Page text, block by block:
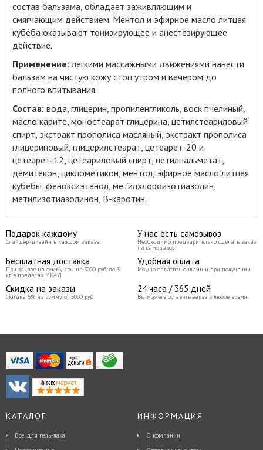
состав бальзама, обладает заживляющим и
смягчающим действием. Ментол и эфирное масло литцея
кубеба оказывают тонизирующее и анестезирующее
действие.
Применение: легкими массажными движениями нанести
бальзам на чистую кожу стоп утром и вечером до
полного впитывания.
Состав: вода, глицерин, пропиленгликоль, воск пчелиный,
масло карите, моностеарат глицерина, цетилстеариловый
спирт, экстракт прополиса масляный, экстракт прополиса
глицериновый, глицерилстеарат, цетеарет-20 и
цетеарет-12, цетеариловый спирт, цетилпальметат,
демитекон, циклометикон, ментол, эфирное масло литцея
кубебы, феноксиэтанол, метилхлороизотиазолин,
метилизотиазолинон, B-каротин.
Подарок каждому
Слайдер-дизайн в каждом заказе
У нас есть самовывоз
Необходимо предварительно сделать заказ
на самовывоз
Бесплатная доставка
При заказе на сумму свыше 5000 руб до 3
кг в пределах МКАД
Удобная оплата
Можно оплатить онлайн и при получении
Скидка на заказы
Скидка 5% на сумму от 5000 руб
24 часа / 365 дней
Вы можете оставить заказ в любое время
КАТАЛОГ
Все для гель-лака
ИНФОРМАЦИЯ
О компании